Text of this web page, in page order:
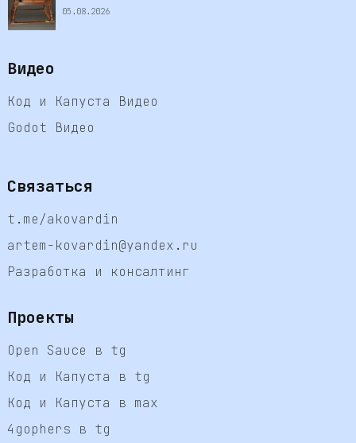
05.08.2026
Видео
Код и Капуста Видео
Godot Видео
Связаться
t.me/akovardin
artem-kovardin@yandex.ru
Разработка и консалтинг
Проекты
Open Sauce в tg
Код и Капуста в tg
Код и Капуста в max
4gophers в tg